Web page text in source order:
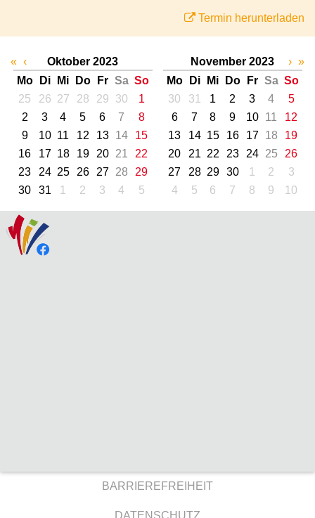
Termin herunterladen
« ‹
Oktober 2023
Mo
Di Mi Do Fr Sa So
25
26 27 28 29 30
1
2
3 4 5 6 7
8
9
10 11 12 13 14
15
16
17 18 19 20 21
22
23
24 25 26 27 28
29
30
31 1 2 3 4 5
November 2023
Mo
Di Mi Do Fr Sa So
30
31 1 2 3 4
5
6
7 8 9 10 11
12
13
14 15 16 17 18
19
20
21 22 23 24 25
26
27
28 29 30 1 2
3
4
5 6 7 8 9 10
› »
BARRIEREFREIHEIT
DATENSCHUTZ